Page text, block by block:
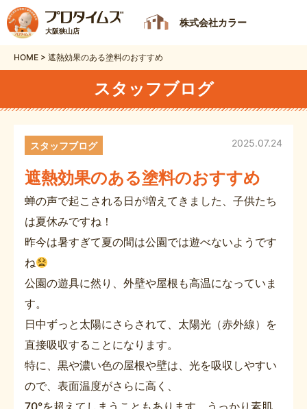
大阪狭山店
株式会社カラー
HOME > 遮熱効果のある塗料のおすすめ
スタッフブログ
遮熱効果のある塗料のおすすめ
2025.07.24
スタッフブログ
蝉の声で起こされる日が増えてきました、子供たち
は夏休みですね！
昨今は暑すぎて夏の間は公園では遊べないようです
ね
公園の遊具に然り、外壁や屋根も高温になっていま
す。
日中ずっと太陽にさらされて、太陽光（赤外線）を
直接吸収することになります。
特に、黒や濃い色の屋根や壁は、光を吸収しやすい
ので、表面温度がさらに高く、
70°を超えてしまうこともあります。うっかり素肌